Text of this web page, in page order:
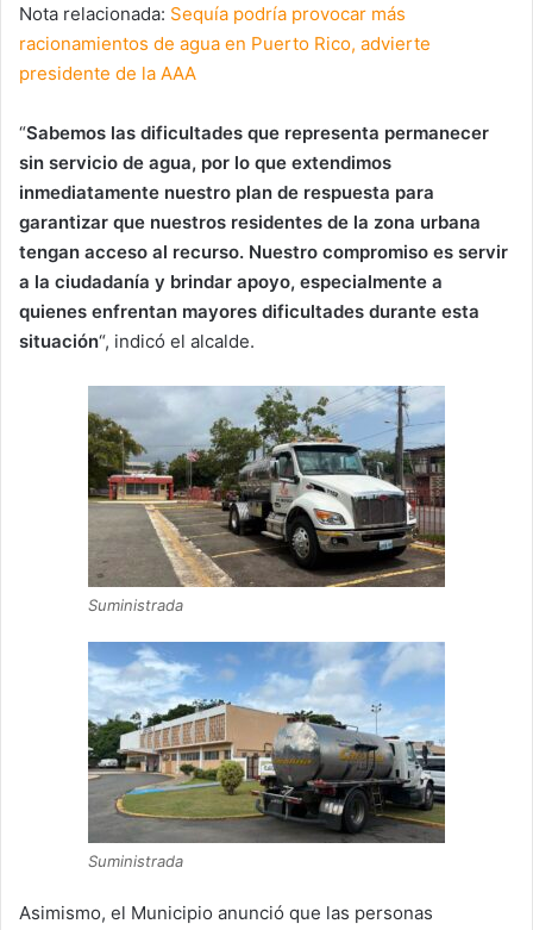
Nota relacionada: Sequía podría provocar más
racionamientos de agua en Puerto Rico, advierte
presidente de la AAA
“Sabemos las dificultades que representa permanecer
sin servicio de agua, por lo que extendimos
inmediatamente nuestro plan de respuesta para
garantizar que nuestros residentes de la zona urbana
tengan acceso al recurso. Nuestro compromiso es servir
a la ciudadanía y brindar apoyo, especialmente a
quienes enfrentan mayores dificultades durante esta
situación“, indicó el alcalde.
Suministrada
Suministrada
Asimismo, el Municipio anunció que las personas